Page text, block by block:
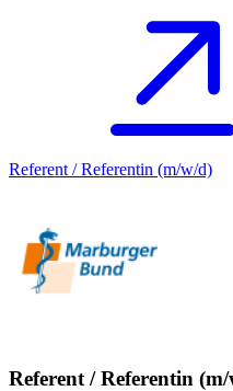
Referent / Referentin (m/w/d)
Referent / Referentin